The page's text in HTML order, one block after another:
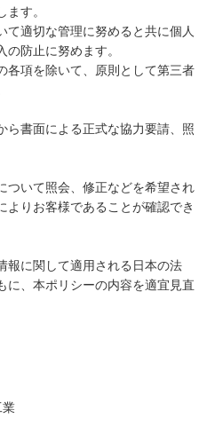
す。
て適切な管理に努めると共に個人
防止に努めます。
各項を除いて、原則として第三者
ら書面による正式な協力要請、照
ついて照会、修正などを希望され
よりお客様であることが確認でき
報に関して適用される日本の法
に、本ポリシーの内容を適宜見直
業